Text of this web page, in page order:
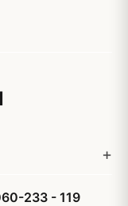
233 - 119